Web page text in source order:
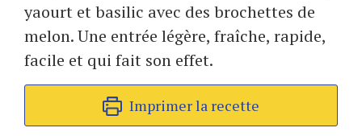
yaourt et basilic avec des brochettes de
melon. Une entrée légère, fraîche, rapide,
facile et qui fait son effet.
Imprimer la recette